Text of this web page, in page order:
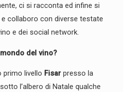
ci si racconta ed infine si
collaboro con diverse testate
e dei social network.
del vino?
primo livello Fisar presso la
l’albero di Natale qualche